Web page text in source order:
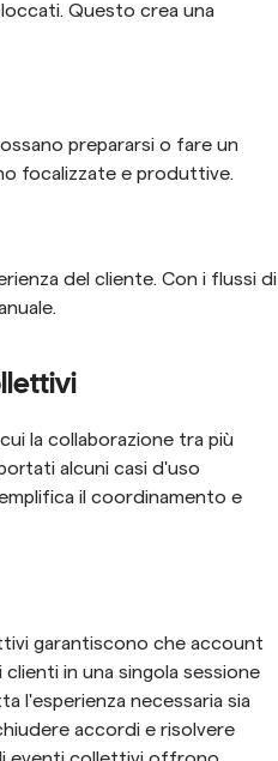
Questo crea una
prepararsi o fare un
focalizzate e produttive.
del cliente. Con i flussi di
la collaborazione tra più
alcuni casi d'uso
il coordinamento e
garantiscono che account
in una singola sessione
l'esperienza necessaria sia
accordi e risolvere